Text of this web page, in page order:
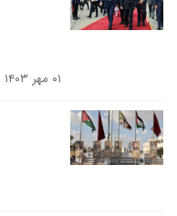
۰۱ مهر ۱۴۰۳